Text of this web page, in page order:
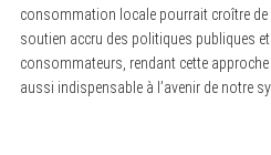
consommation locale pourrait croître de
soutien accru des politiques publiques
consommateurs, rendant cette
aussi indispensable à l’avenir de notre